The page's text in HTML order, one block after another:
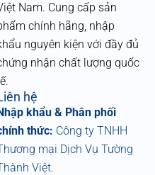
Nam. Cung cấp sản
chính hãng, nhập
nguyên kiện với đầy đủ
nhận chất lượng quốc
hệ
khẩu & Phân phối
thức: Công ty TNHH
mại Dịch Vụ Tường
Việt.